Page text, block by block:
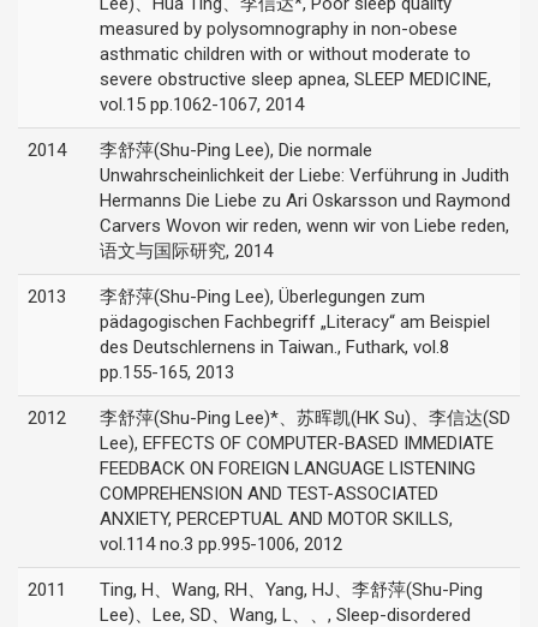
measured by polysomnography in non-obese
asthmatic children with or without moderate to
severe obstructive sleep apnea, SLEEP MEDICINE,
vol.15 pp.1062-1067, 2014
2014
李舒萍(Shu-Ping Lee), Die normale
Unwahrscheinlichkeit der Liebe: Verführung in Judith
Hermanns Die Liebe zu Ari Oskarsson und Raymond
Carvers Wovon wir reden, wenn wir von Liebe reden,
语文与国际研究, 2014
2013
李舒萍(Shu-Ping Lee), Überlegungen zum
pädagogischen Fachbegriff „Literacy“ am Beispiel
des Deutschlernens in Taiwan., Futhark, vol.8
pp.155-165, 2013
2012
李舒萍(Shu-Ping Lee)*、苏晖凯(HK Su)、李信达(SD
Lee), EFFECTS OF COMPUTER-BASED IMMEDIATE
FEEDBACK ON FOREIGN LANGUAGE LISTENING
COMPREHENSION AND TEST-ASSOCIATED
ANXIETY, PERCEPTUAL AND MOTOR SKILLS,
vol.114 no.3 pp.995-1006, 2012
2011
Ting, H、Wang, RH、Yang, HJ、李舒萍(Shu-Ping
Lee)、Lee, SD、Wang, L、、, Sleep-disordered